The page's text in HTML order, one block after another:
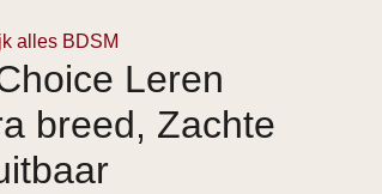
alles BDSM
Leren
breed, Zachte